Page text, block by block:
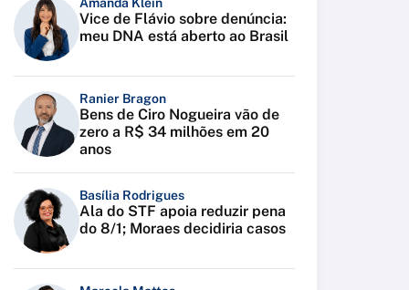
Vice de Flávio sobre denúncia:
meu DNA está aberto ao Brasil
Ranier Bragon
Bens de Ciro Nogueira vão de
zero a R$ 34 milhões em 20
anos
Basília Rodrigues
Ala do STF apoia reduzir pena
do 8/1; Moraes decidiria casos